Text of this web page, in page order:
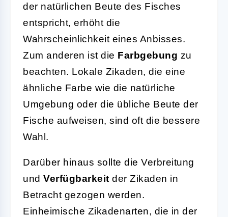
der natürlichen Beute des Fisches
entspricht, erhöht die
Wahrscheinlichkeit eines Anbisses.
Zum anderen ist die Farbgebung zu
beachten. Lokale Zikaden, die eine
ähnliche Farbe wie die natürliche
Umgebung oder die übliche Beute der
Fische aufweisen, sind oft die bessere
Wahl.
Darüber hinaus sollte die Verbreitung
und Verfügbarkeit der Zikaden in
Betracht gezogen werden.
Einheimische Zikadenarten, die in der